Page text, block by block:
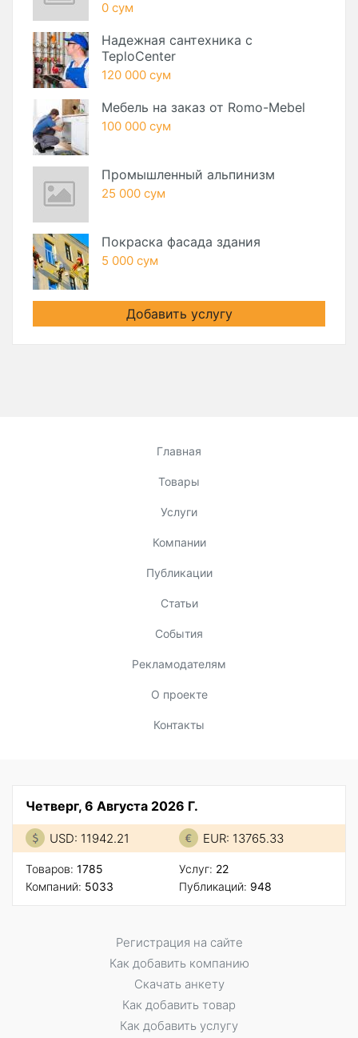
0 сум
Надежная сантехника с
TeploCenter
120 000 сум
Мебель на заказ от Romo-Mebel
100 000 сум
Промышленный альпинизм
25 000 сум
Покраска фасада здания
5 000 сум
Добавить услугу
Главная
Товары
Услуги
Компании
Публикации
Статьи
События
Рекламодателям
О проекте
Контакты
Четверг, 6 Августа 2026 Г.
USD: 11942.21 EUR: 13765.33
Товаров: 1785
Компаний: 5033
Услуг: 22
Публикаций: 948
Регистрация на сайте
Как добавить компанию
Скачать анкету
Как добавить товар
Как добавить услугу